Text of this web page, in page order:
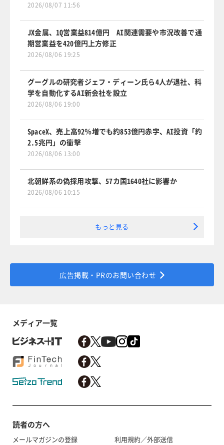
2026/08/07 11:56
JX金属、1Q営業益814億円 AI関連需要や市況改善で通
期営業益を420億円上方修正
2026/08/06 19:25
グーグルの研究者ジェフ・ディーン氏ら4人が退社、科
学を自動化するAI新会社を設立
2026/08/06 19:00
SpaceX、売上高92％増でも約853億円赤字、AI投資「約
2.5兆円」の衝撃
2026/08/06 13:00
北朝鮮系の偽採用攻撃、57カ国1640社に影響か
2026/08/06 10:15
もっと見る
広告掲載・PRのお問い合わせ
メディア一覧
読者の方へ
メールマガジンの登録
利用規約／外部送信